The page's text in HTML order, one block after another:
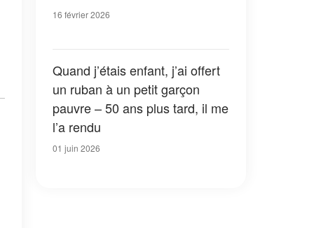
révélé qui elle était vraiment
16 février 2026
Quand j’étais enfant, j’ai offert
un ruban à un petit garçon
pauvre – 50 ans plus tard, il me
l’a rendu
01 juin 2026